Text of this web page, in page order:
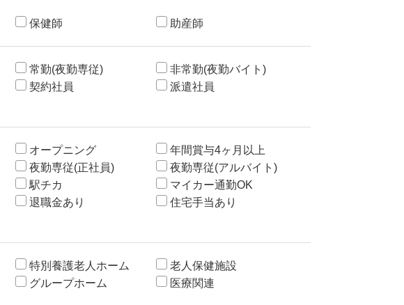
保健師 助産師
常勤(夜勤専従)
非常勤(夜勤バイト)
契約社員
派遣社員
オープニング
年間賞与4ヶ月以上
夜勤専従(正社員)
夜勤専従(アルバイト)
駅チカ
マイカー通勤OK
退職金あり
住宅手当あり
特別養護老人ホーム
老人保健施設
グループホーム 医療関連